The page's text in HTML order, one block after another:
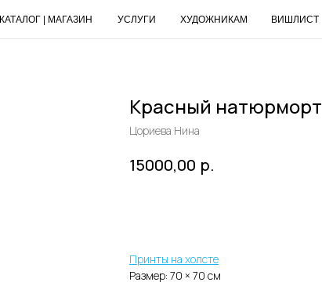
КАТАЛОГ | МАГАЗИН ВИШЛИСТ
ХУДОЖНИКАМ
УСЛУГИ
Красный натюрморт
Цориева Нина
15000,00 р.
Принты на холсте
Размер: 70 × 70 cм